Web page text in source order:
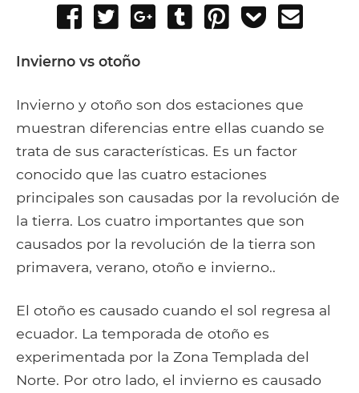
Share
Facebook
Tweet
Share
Post
Pin
Add
Invierno vs otoño
Invierno y otoño son dos estaciones que
muestran diferencias entre ellas cuando se
trata de sus características. Es un factor
conocido que las cuatro estaciones
principales son causadas por la revolución de
la tierra. Los cuatro importantes que son
causados ​​por la revolución de la tierra son
primavera, verano, otoño e invierno..
El otoño es causado cuando el sol regresa al
ecuador. La temporada de otoño es
experimentada por la Zona Templada del
Norte. Por otro lado, el invierno es causado